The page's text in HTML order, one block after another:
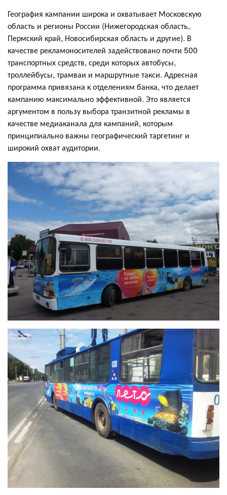
География кампании широка и охватывает Московскую
область и регионы России (Нижегородская область,
Пермский край, Новосибирская область и другие). В
качестве рекламоносителей задействовано почти 500
транспортных средств, среди которых автобусы,
троллейбусы, трамваи и маршрутные такси. Адресная
программа привязана к отделениям банка, что делает
кампанию максимально эффективной. Это является
аргументом в пользу выбора транзитной рекламы в
качестве медиаканала для кампаний, которым
принципиально важны географический таргетинг и
широкий охват аудитории.